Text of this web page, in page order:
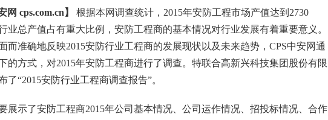
网 cps.com.cn】 根据本网调查统计，2015年安防工程市场产值达到2730
业总产值占有重大比例， 安防工程商的基本情况对行业发展有着重要意义。
而准确地反映2015安防行业工程商的发展现状以及未来趋势，CPS中安网通
的方式，对2015年安防工程商进行了调查。特联合高新兴科技集团股份有限
了“2015安防行业工程商调查报告”。
展示了安防工程商2015年公司基本情况、公司运作情况、招投标情况、合作